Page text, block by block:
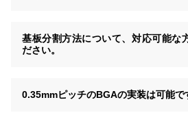
基板分割方法について、対応可能な
ださい。
0.35mmピッチのBGAの実装は可能で